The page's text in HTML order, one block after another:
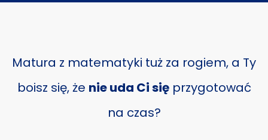
Matura z matematyki tuż za rogiem, a Ty
boisz się, że nie uda Ci sięprzygotować
na czas?